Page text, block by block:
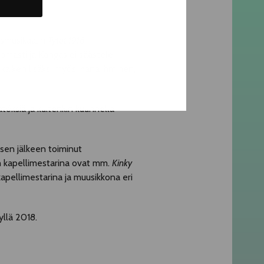
ja Kangas ei säästele
lisäksi myös ihana ihminen,
ja kuitenkin kuunnella
jälkeen toiminut
ovat mm. Kinky
ja muusikkona eri
2018.